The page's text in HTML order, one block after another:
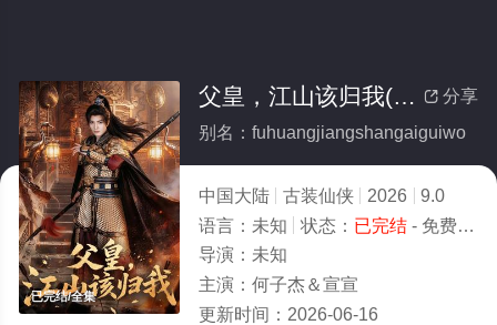
已完结/全集
 分享
父皇，江山该归我(全集)
别名：fuhuangjiangshangaiguiwo
中国大陆 古装仙侠 2026
9.0
语言： 未知 状态： 已完结- 免费在线观看
导演： 未知
主演： 何子杰＆宣宣
更新时间： 2026-06-16